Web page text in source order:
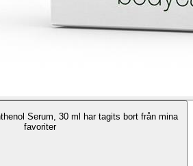
Serum, 30 ml har tagits bort från mina
favoriter